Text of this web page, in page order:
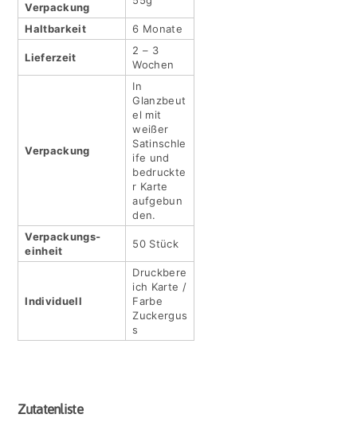
Verpackung
Haltbar­keit 6 Monate
Lieferzeit
2 – 3
Wochen
Verpackung
In
Glanzbeut
el mit
weißer
Satinschle
ife und
bedruckte
r Karte
aufgebun
den.
Verpackungs­
einheit
50 Stück
Indivi­duell
Druckbere
ich Karte /
Farbe
Zuckergus
s
Zutatenliste